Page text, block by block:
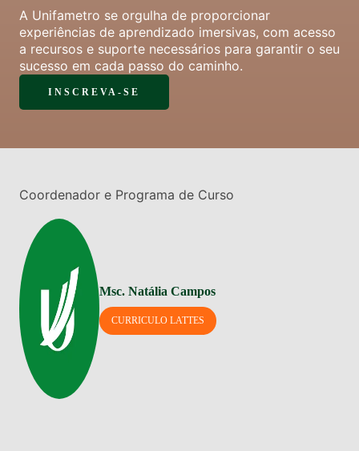
A Unifametro se orgulha de proporcionar
experiências de aprendizado imersivas, com acesso
a recursos e suporte necessários para garantir o seu
sucesso em cada passo do caminho.
INSCREVA-SE
Coordenador e Programa de Curso
Msc. Natália Campos
CURRICULO LATTES